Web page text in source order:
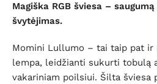
Magiška RGB šviesa –
švytėjimas.
Momini Lullumo – tai taip pat ir
lempa, leidžianti sukurti tobulą
vakariniam poilsiui. Šilta šviesa